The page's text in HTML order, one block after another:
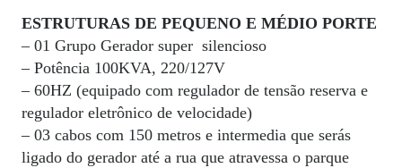
ESTRUTURAS DE PEQUENO E MÉDIO PORTE
– 01 Grupo Gerador super silencioso
– Potência 100KVA, 220/127V
– 60HZ (equipado com regulador de tensão reserva e
regulador eletrônico de velocidade)
– 03 cabos com 150 metros e intermedia que serás
ligado do gerador até a rua que atravessa o parque